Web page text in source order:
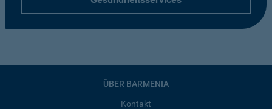
ÜBER BARMENIA
Kontakt